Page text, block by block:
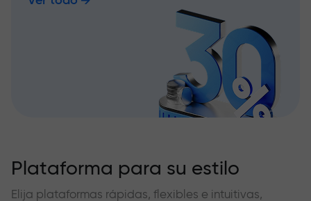
Plataforma para su estilo
Elija plataformas rápidas, flexibles e intuitivas,